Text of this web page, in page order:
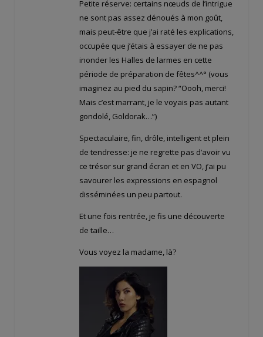
Petite réserve: certains nœuds de l’intrigue
ne sont pas assez dénoués à mon goût,
mais peut-être que j’ai raté les explications,
occupée que j’étais à essayer de ne pas
inonder les Halles de larmes en cette
période de préparation de fêtes^^° (vous
imaginez au pied du sapin? “Oooh, merci!
Mais c’est marrant, je le voyais pas autant
gondolé, Goldorak…”)
Spectaculaire, fin, drôle, intelligent et plein
de tendresse: je ne regrette pas d’avoir vu
ce trésor sur grand écran et en VO, j’ai pu
savourer les expressions en espagnol
disséminées un peu partout.
Et une fois rentrée, je fis une découverte
de taille…
Vous voyez la madame, là?